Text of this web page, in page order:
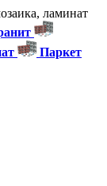
ламинат
Паркет